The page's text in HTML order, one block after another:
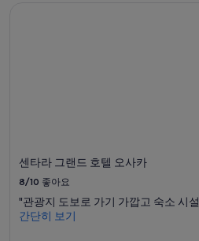
센타라 그랜드 호텔 오사카
8/10 좋아요
"관광지 도보로 가기 가깝고 숙소 시
간단히 보기